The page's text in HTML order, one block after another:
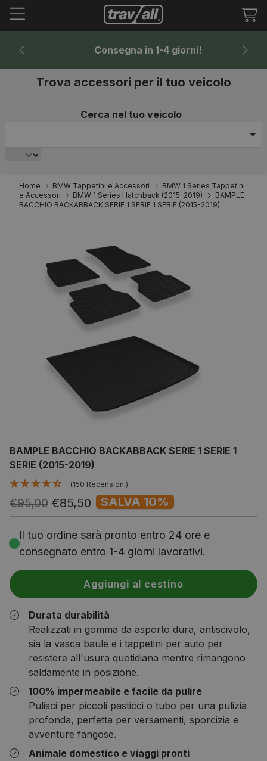
Consegna in 1-4 giorni!
Trova accessori per il tuo veicolo
Cerca nel tuo veicolo
Home BMW Tappetini e Accessori
BMW 1 Series Tappetini
e Accessori
BMW 1 Series Hatchback (2015-2019)
BAMPLE
BACCHIO BACKABBACK SERIE 1 SERIE 1 SERIE (2015-2019)
BAMPLE BACCHIO BACKABBACK SERIE 1 SERIE 1
SERIE (2015-2019)
(150 Recensioni)
€95,00 €85,50 SALVA 10%
Il tuo ordine sarà pronto entro 24 ore e
consegnato entro 1-4 giorni lavorativi.
Aggiungi al cestino
Durata durabilità
Realizzati in gomma da asporto dura, antiscivolo,
sia la vasca baule e i tappetini per auto per
resistere all'usura quotidiana mentre rimangono
saldamente in posizione.
100% impermeabile e facile da pulire
Pulisci per piccoli pasticci o tubo per una pulizia
profonda, perfetta per versamenti, sporcizia e
avventure fangose.
Animale domestico e viaggi pronti